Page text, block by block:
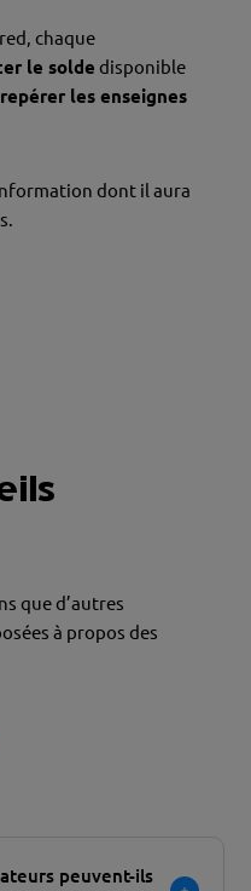
chaque
le solde disponible
repérer les enseignes
dont il aura
que d’autres
à propos des
peuvent-ils